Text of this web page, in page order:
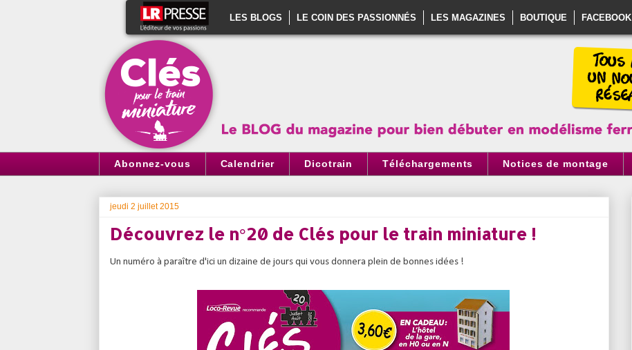
LES BLOGS LE COIN DES PASSIONNÉS LES MAGAZINES BOUTIQUE FACEBOOK
Abonnez-vous Calendrier Dicotrain Téléchargements Notices de montage
jeudi 2 juillet 2015
Découvrez le n°20 de Clés pour le train miniature !
Un numéro à paraître d'ici un dizaine de jours qui vous donnera plein de bonnes idées !